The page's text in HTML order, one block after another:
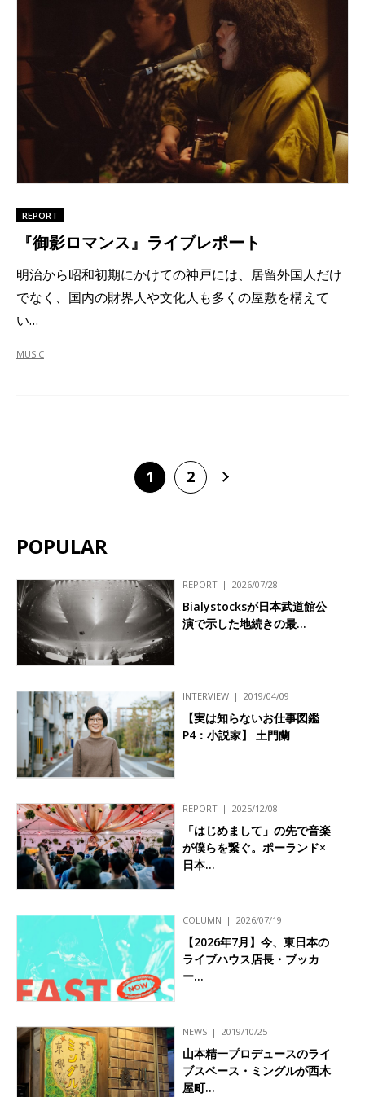
REPORT
『御影ロマンス』ライブレポート
明治から昭和初期にかけての神戸には、居留外国人だけ
でなく、国内の財界人や文化人も多くの屋敷を構えて
い…
MUSIC
1 2
POPULAR
REPORT 2026/07/28
Bialystocksが日本武道館公
演で示した地続きの最…
INTERVIEW 2019/04/09
【実は知らないお仕事図鑑
P4：小説家】 土門蘭
REPORT 2025/12/08
「はじめまして」の先で音楽
が僕らを繋ぐ。ポーランド×
日本…
COLUMN 2026/07/19
【2026年7月】今、東日本の
ライブハウス店長・ブッカ
ー…
NEWS 2019/10/25
山本精一プロデュースのライ
ブスペース・ミングルが西木
屋町…